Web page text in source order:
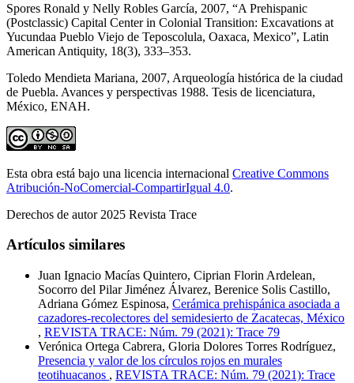
Spores Ronald y Nelly Robles García, 2007, “A Prehispanic
(Postclassic) Capital Center in Colonial Transition: Excavations at
Yucundaa Pueblo Viejo de Teposcolula, Oaxaca, Mexico”, Latin
American Antiquity, 18(3), 333–353.
Toledo Mendieta Mariana, 2007, Arqueología histórica de la ciudad
de Puebla. Avances y perspectivas 1988. Tesis de licenciatura,
México, ENAH.
Esta obra está bajo una licencia internacional Creative Commons
Atribución-NoComercial-CompartirIgual 4.0.
Derechos de autor 2025 Revista Trace
Artículos similares
Juan Ignacio Macías Quintero, Ciprian Florin Ardelean,
Socorro del Pilar Jiménez Álvarez, Berenice Solis Castillo,
Adriana Gómez Espinosa, Cerámica prehispánica asociada a
cazadores-recolectores del semidesierto de Zacatecas, México
, REVISTA TRACE: Núm. 79 (2021): Trace 79
Verónica Ortega Cabrera, Gloria Dolores Torres Rodríguez,
Presencia y valor de los círculos rojos en murales
teotihuacanos , REVISTA TRACE: Núm. 79 (2021): Trace